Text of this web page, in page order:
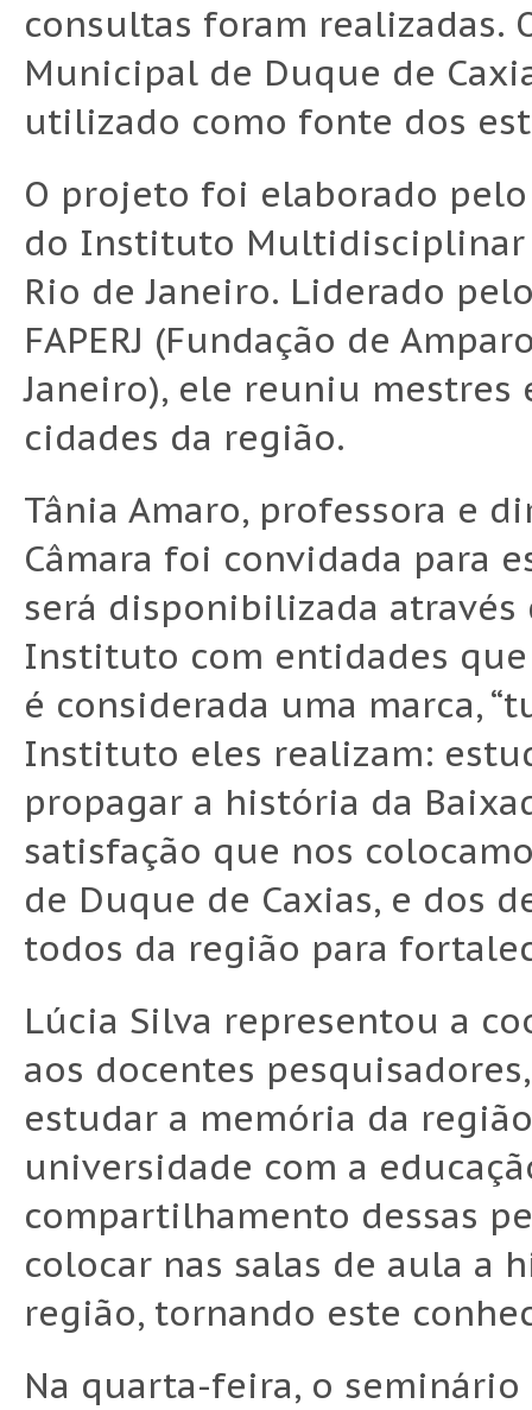
consultas foram realizadas.
Municipal de Duque de
utilizado como fonte dos
O projeto foi elaborado pelo
do Instituto Multidisciplinar
Rio de Janeiro. Liderado
FAPERJ (Fundação de
Janeiro), ele reuniu mestres
cidades da região.
Tânia Amaro, professora e
Câmara foi convidada para
será disponibilizada
Instituto com entidades
é considerada uma marca,
Instituto eles realizam:
propagar a história da
satisfação que nos
de Duque de Caxias, e dos
todos da região para
Lúcia Silva representou a
aos docentes
estudar a memória da
universidade com a
compartilhamento dessas
colocar nas salas de aula a
região, tornando este
Na quarta-feira, o